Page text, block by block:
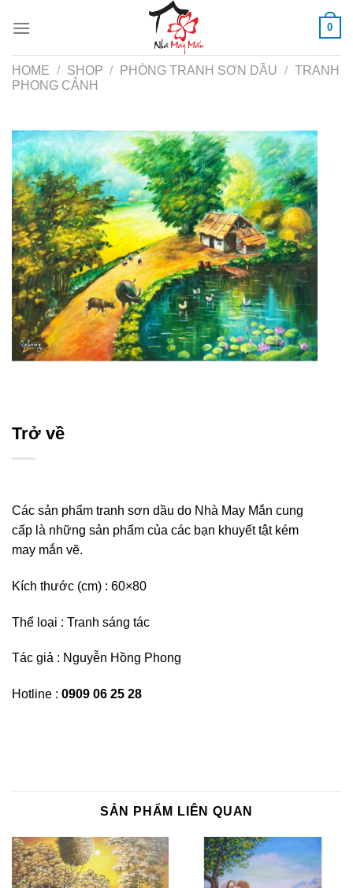
0
HOME / SHOP / PHÒNG TRANH SƠN DẦU / TRANH
PHONG CẢNH
Trở về
Các sản phẩm tranh sơn dầu do Nhà May Mắn cung
cấp là những sản phẩm của các bạn khuyết tật kém
may mắn vẽ.
Kích thước (cm) : 60×80
Thể loại : Tranh sáng tác
Tác giả : Nguyễn Hồng Phong
Hotline : 0909 06 25 28
SẢN PHẨM LIÊN QUAN